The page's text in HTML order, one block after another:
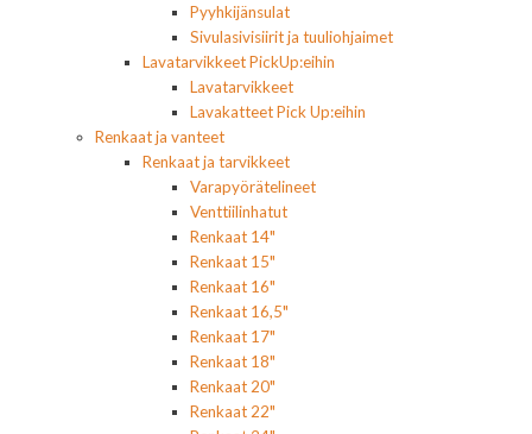
Pyyhkijänsulat
Sivulasivisiirit ja tuuliohjaimet
Lavatarvikkeet PickUp:eihin
Lavatarvikkeet
Lavakatteet Pick Up:eihin
Renkaat ja vanteet
Renkaat ja tarvikkeet
Varapyörätelineet
Venttiilinhatut
Renkaat 14"
Renkaat 15"
Renkaat 16"
Renkaat 16,5"
Renkaat 17"
Renkaat 18"
Renkaat 20"
Renkaat 22"